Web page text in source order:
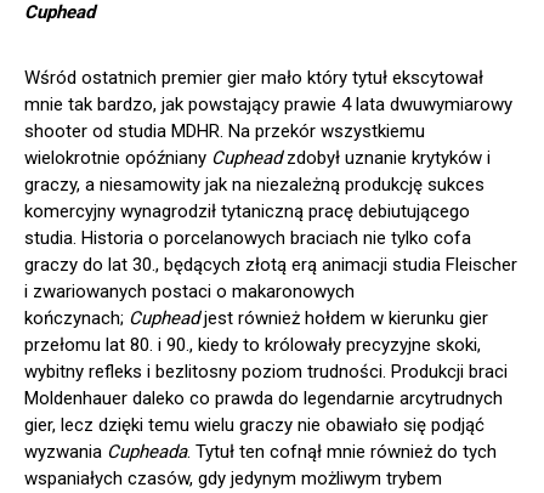
Cuphead
Wśród ostatnich premier gier mało który tytuł ekscytował
mnie tak bardzo, jak powstający prawie 4 lata dwuwymiarowy
shooter od studia MDHR. Na przekór wszystkiemu
wielokrotnie opóźniany Cupheadzdobył uznanie krytyków i
graczy, a niesamowity jak na niezależną produkcję sukces
komercyjny wynagrodził tytaniczną pracę debiutującego
studia. Historia o porcelanowych braciach nie tylko cofa
graczy do lat 30., będących złotą erą animacji studia Fleischer
i zwariowanych postaci o makaronowych
kończynach; Cupheadjest również hołdem w kierunku gier
przełomu lat 80. i 90., kiedy to królowały precyzyjne skoki,
wybitny refleks i bezlitosny poziom trudności. Produkcji braci
Moldenhauer daleko co prawda do legendarnie arcytrudnych
gier, lecz dzięki temu wielu graczy nie obawiało się podjąć
wyzwania Cupheada. Tytuł ten cofnął mnie również do tych
wspaniałych czasów, gdy jedynym możliwym trybem